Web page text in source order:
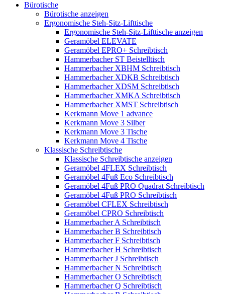
Bürotische
Bürotische anzeigen
Ergonomische Steh-Sitz-Lifttische
Ergonomische Steh-Sitz-Lifttische anzeigen
Geramöbel ELEVATE
Geramöbel EPRO+ Schreibtisch
Hammerbacher ST Beistelltisch
Hammerbacher XBHM Schreibtisch
Hammerbacher XDKB Schreibtisch
Hammerbacher XDSM Schreibtisch
Hammerbacher XMKA Schreibtisch
Hammerbacher XMST Schreibtisch
Kerkmann Move 1 advance
Kerkmann Move 3 Silber
Kerkmann Move 3 Tische
Kerkmann Move 4 Tische
Klassische Schreibtische
Klassische Schreibtische anzeigen
Geramöbel 4FLEX Schreibtisch
Geramöbel 4Fuß Eco Schreibtisch
Geramöbel 4Fuß PRO Quadrat Schreibtisch
Geramöbel 4Fuß PRO Schreibtisch
Geramöbel CFLEX Schreibtisch
Geramöbel CPRO Schreibtisch
Hammerbacher A Schreibtisch
Hammerbacher B Schreibtisch
Hammerbacher F Schreibtisch
Hammerbacher H Schreibtisch
Hammerbacher J Schreibtisch
Hammerbacher N Schreibtisch
Hammerbacher O Schreibtisch
Hammerbacher Q Schreibtisch